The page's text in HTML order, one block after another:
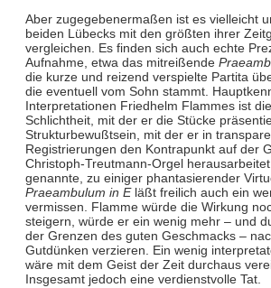
Aber zugegebenermaßen ist es vielleicht
beiden Lübecks mit den größten ihrer
vergleichen. Es finden sich auch echte
Aufnahme, etwa das mitreißende
die kurze und reizend verspielte Partita
die eventuell vom Sohn stammt.
Interpretationen Friedhelm Flammes ist
Schlichtheit, mit der er die Stücke
Strukturbewußtsein, mit der er in
Registrierungen den Kontrapunkt auf der
Christoph-Treutmann-Orgel
genannte, zu einiger phantasierender
Praeambulum in Eläßt freilich auch ein
vermissen. Flamme würde die Wirkung
steigern, würde er ein wenig mehr – und
der Grenzen des guten Geschmacks –
Gutdünken verzieren. Ein wenig
wäre mit dem Geist der Zeit durchaus
Insgesamt jedoch eine verdienstvolle Tat.